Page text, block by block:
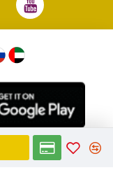
bölümde mevcuttur.
en iyi hizmeti
iletişime geçebilirsiniz.
ile ister telefon ile